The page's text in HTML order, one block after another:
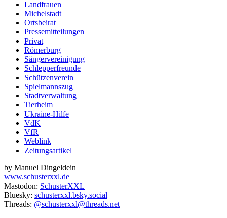
Landfrauen
Michelstadt
Ortsbeirat
Pressemitteilungen
Privat
Römerburg
Sängervereinigung
Schlepperfreunde
Schützenverein
Spielmannszug
Stadtverwaltung
Tierheim
Ukraine-Hilfe
VdK
VfR
Weblink
Zeitungsartikel
by Manuel Dingeldein
www.schusterxxl.de
Mastodon: SchusterXXL
Bluesky: schusterxxl.bsky.social
Threads: @schusterxxl@threads.net